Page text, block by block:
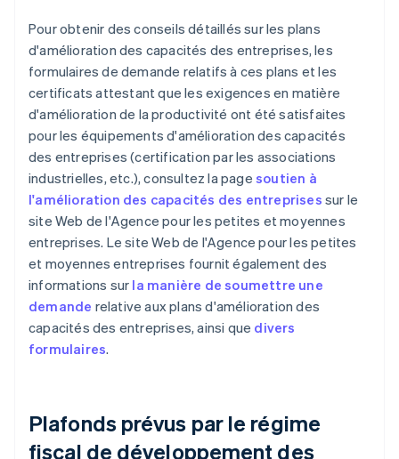
Pour obtenir des conseils détaillés sur les plans
d'amélioration des capacités des entreprises, les
formulaires de demande relatifs à ces plans et les
certificats attestant que les exigences en matière
d'amélioration de la productivité ont été satisfaites
pour les équipements d'amélioration des capacités
des entreprises (certification par les associations
industrielles, etc.), consultez la page soutien à
l'amélioration des capacités des entreprises sur le
site Web de l'Agence pour les petites et moyennes
entreprises. Le site Web de l'Agence pour les petites
et moyennes entreprises fournit également des
informations sur la manière de soumettre une
demande relative aux plans d'amélioration des
capacités des entreprises, ainsi que divers
formulaires.
Plafonds prévus par le régime
fiscal de développement des